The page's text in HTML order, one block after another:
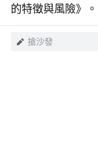
的特徵與風險》。
風險及免責聲明：以上內
構成任何投資建議，富途
搶沙發